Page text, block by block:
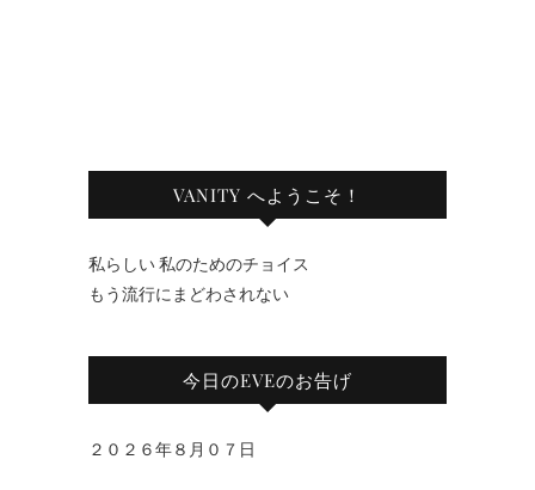
VANITY へようこそ！
私らしい 私のためのチョイス
もう流行にまどわされない
今日のEVEのお告げ
２０２６年８月０７日